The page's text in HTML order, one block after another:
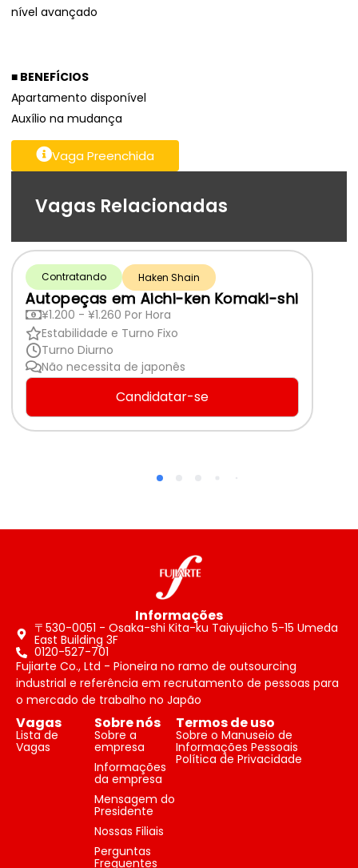
nível avançado
■ BENEFÍCIOS
Apartamento disponível
Auxílio na mudança
Vaga Preenchida
Vagas Relacionadas
Contratando Haken Shain
Autopeças em Aichi-ken Komaki-shi
¥1.200 - ¥1.260 Por Hora
Estabilidade e Turno Fixo
Turno Diurno
Não necessita de japonês
Candidatar-se
Informações
〒530-0051 - Osaka-shi Kita-ku Taiyujicho 5-15 Umeda
East Building 3F
0120-527-701
Fujiarte Co., Ltd - Pioneira no ramo de outsourcing
industrial e referência em recrutamento de pessoas para
o mercado de trabalho no Japão
Vagas
Lista de
Vagas
Sobre nós
Sobre a
empresa
Informações
da empresa
Mensagem do
Presidente
Nossas Filiais
Perguntas
Frequentes
Termos de uso
Sobre o Manuseio de
Informações Pessoais
Política de Privacidade